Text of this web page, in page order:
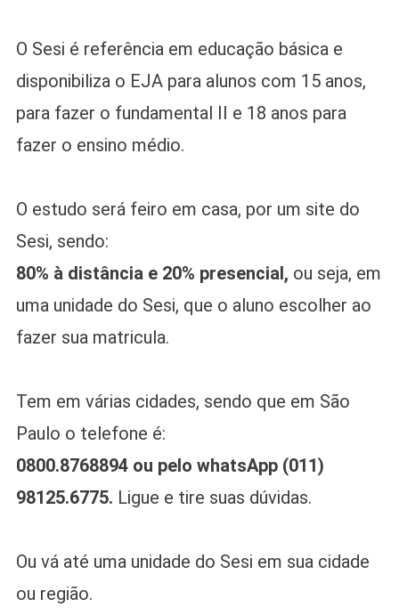
O Sesi é referência em educação básica e
disponibiliza o EJA para alunos com 15 anos,
para fazer o fundamental II e 18 anos para
fazer o ensino médio.
O estudo será feiro em casa, por um site do
Sesi, sendo:
80% à distância e 20% presencial, ou seja, em
uma unidade do Sesi, que o aluno escolher ao
fazer sua matricula.
Tem em várias cidades, sendo que em São
Paulo o telefone é:
0800.8768894 ou pelo whatsApp (011)
98125.6775. Ligue e tire suas dúvidas.
Ou vá até uma unidade do Sesi em sua cidade
ou região.